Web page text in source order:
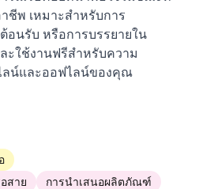
ชีพ เหมาะสำหรับการ
อนรับ หรือการบรรยายใน
ะใช้งานฟรีสำหรับความ
ลน์และออฟไลน์ของคุณ
สาย การนำเสนอผลิตภัณฑ์